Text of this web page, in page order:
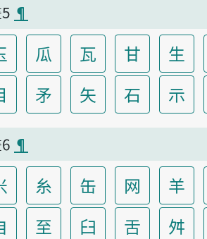
¶
瓜 瓦 甘 生
矛 矢 石 示
¶
糸 缶 网 羊
至 臼 舌 舛